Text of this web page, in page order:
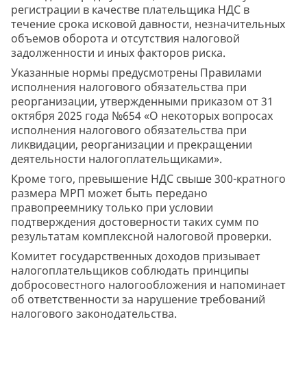
регистрации в качестве плательщика НДС в
течение срока исковой давности, незначительных
объемов оборота и отсутствия налоговой
задолженности и иных факторов риска.
Указанные нормы предусмотрены Правилами
исполнения налогового обязательства при
реорганизации, утвержденными приказом от 31
октября 2025 года №654 «О некоторых вопросах
исполнения налогового обязательства при
ликвидации, реорганизации и прекращении
деятельности налогоплательщиками».
Кроме того, превышение НДС свыше 300-кратного
размера МРП может быть передано
правопреемнику только при условии
подтверждения достоверности таких сумм по
результатам комплексной налоговой проверки.
Комитет государственных доходов призывает
налогоплательщиков соблюдать принципы
добросовестного налогообложения и напоминает
об ответственности за нарушение требований
налогового законодательства.